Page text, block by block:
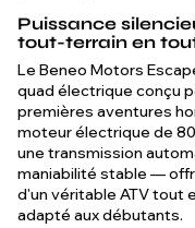
Puissance
tout-terrain en
Le Beneo Motors
quad électrique conçu
premières aventures
moteur électrique de
une transmission
maniabilité stable —
d'un véritable ATV tout
adapté aux débutants.